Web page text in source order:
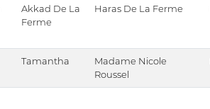
Akkad De La
Ferme
Haras De La Ferme
Tamantha
Madame Nicole
Roussel